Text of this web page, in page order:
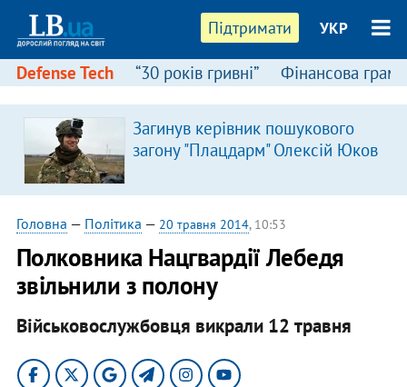
Підтримати УКР
Defense Tech “30 років гривні” Фінансова
Загинув керівник пошукового
загону "Плацдарм" Олексій Юков
Головна — Політика — 20 травня 2014, 10:53
Полковника Нацгвардії Лебедя
звільнили з полону
Військовослужбовця викрали 12 травня